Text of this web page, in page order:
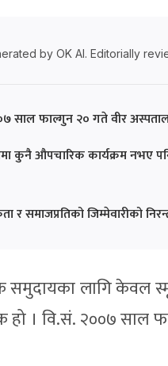
by OK AI. Editorially
साल फाल्गुन २० गते वीर
कुनै औपचारिक कार्यक्रम नभए
समाजप्रतिको जिम्मेवारीको
लागि केवल
हो । वि.सं. २००७